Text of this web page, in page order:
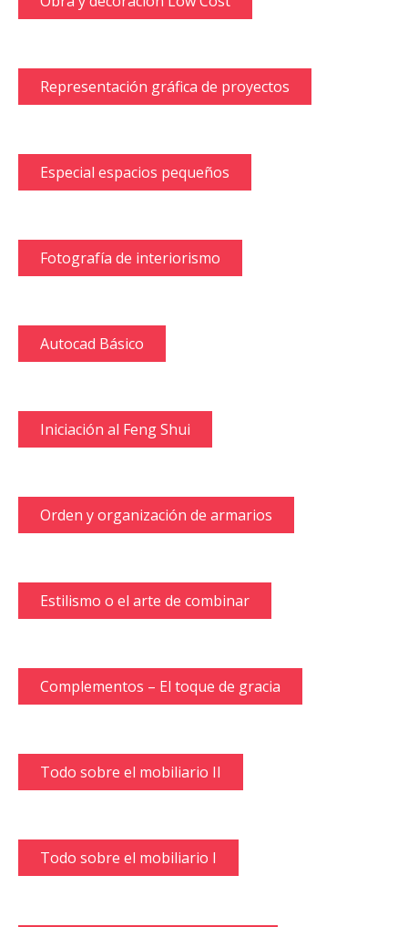
Representación gráfica de proyectos
Especial espacios pequeños
Fotografía de interiorismo
Autocad Básico
Iniciación al Feng Shui
Orden y organización de armarios
Estilismo o el arte de combinar
Complementos – El toque de gracia
Todo sobre el mobiliario II
Todo sobre el mobiliario I